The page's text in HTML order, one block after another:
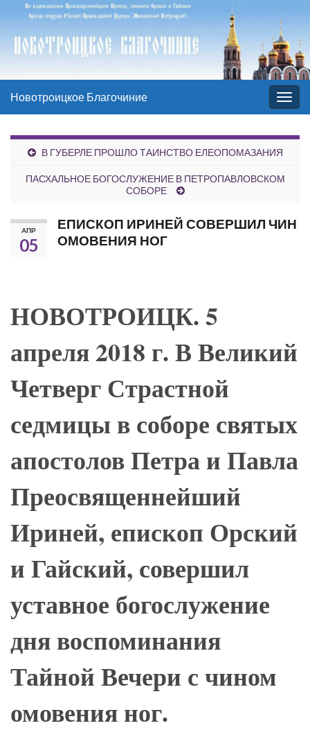
Вкл/
выкл
Новотроицкое Благочиние
В ГУБЕРЛЕ ПРОШЛО ТАИНСТВО ЕЛЕОПОМАЗАНИЯ
ПАСХАЛЬНОЕ БОГОСЛУЖЕНИЕ В ПЕТРОПАВЛОВСКОМ
СОБОРЕ
АПР
05
ЕПИСКОП ИРИНЕЙ СОВЕРШИЛ ЧИН
ОМОВЕНИЯ НОГ
НОВОТРОИЦК. 5
апреля 2018 г. В Великий
Четверг Страстной
седмицы в соборе святых
апостолов Петра и Павла
Преосвященнейший
Ириней, епископ Орский
и Гайский, совершил
уставное богослужение
дня воспоминания
Тайной Вечери с чином
омовения ног.